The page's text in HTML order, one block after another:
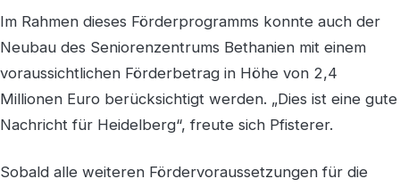
Im Rahmen dieses Förderprogramms konnte auch der
Neubau des Seniorenzentrums Bethanien mit einem
voraussichtlichen Förderbetrag in Höhe von 2,4
Millionen Euro berücksichtigt werden. „Dies ist eine gute
Nachricht für Heidelberg“, freute sich Pfisterer.
Sobald alle weiteren Fördervoraussetzungen für die